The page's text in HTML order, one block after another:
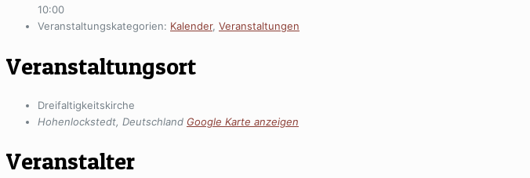
10:00
Veranstaltungskategorien: Kalender, Veranstaltungen
Veranstaltungsort
Dreifaltigkeitskirche
Hohenlockstedt, Deutschland Google Karte anzeigen
Veranstalter